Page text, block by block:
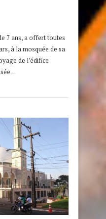
7 ans, a offert toutes
à la mosquée de sa
de l’édifice